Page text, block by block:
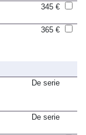
345 €
365 €
De serie
De serie